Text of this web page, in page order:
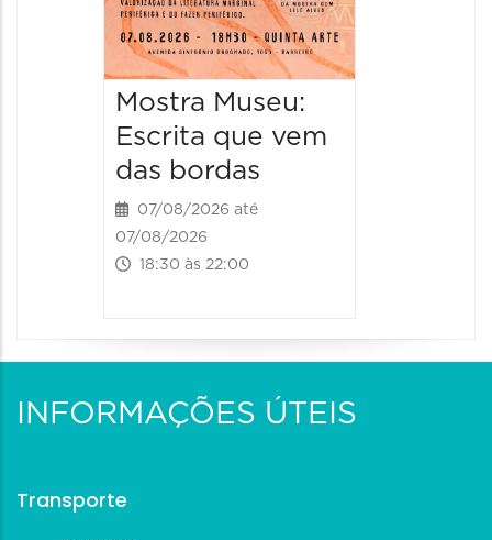
Mostra Museu:
Escrita que vem
das bordas
07/08/2026 até
07/08/2026
18:30 às 22:00
INFORMAÇÕES ÚTEIS
Transporte